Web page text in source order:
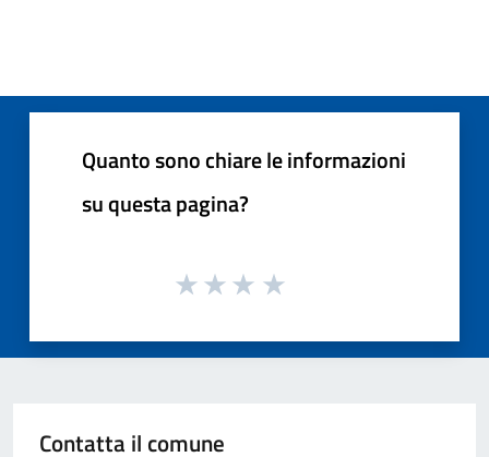
Quanto sono chiare le informazioni
su questa pagina?
Contatta il comune